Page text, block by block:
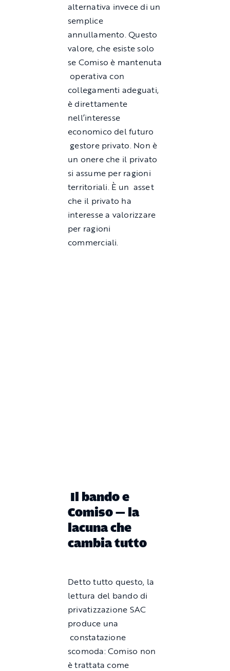
alternativa invece di un
semplice
annullamento. Questo
valore, che esiste solo
se Comiso è mantenuta
operativa con
collegamenti adeguati,
è direttamente
nell’interesse
economico del futuro
gestore privato. Non è
un onere che il privato
si assume per ragioni
territoriali. È un asset
che il privato ha
interesse a valorizzare
per ragioni
commerciali.
Il bando e
Comiso — la
lacuna che
cambia tutto
Detto tutto questo, la
lettura del bando di
privatizzazione SAC
produce una
constatazione
scomoda: Comiso non
è trattata come